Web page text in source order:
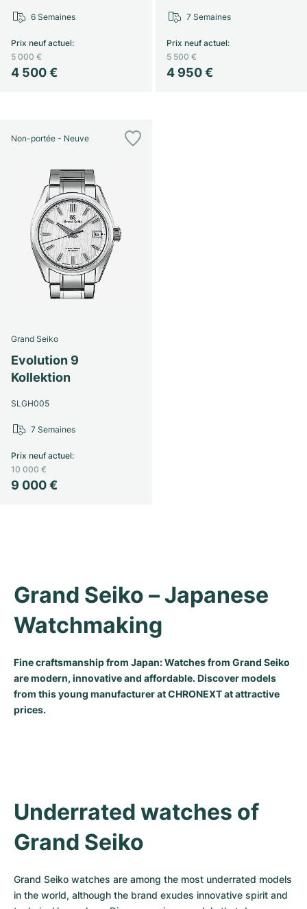
4 500 €
Prix neuf actuel:
5 000 €
6 Semaines
4 950 €
Prix neuf actuel:
5 500 €
7 Semaines
Non-portée - Neuve
Grand Seiko
Evolution 9
Kollektion
SLGH005
9 000 €
Prix neuf actuel:
10 000 €
7 Semaines
Grand Seiko – Japanese
Watchmaking
Fine craftsmanship from Japan: Watches from Grand Seiko
are modern, innovative and affordable. Discover models
from this young manufacturer at CHRONEXT at attractive
prices.
Underrated watches of
Grand Seiko
Grand Seiko watches are among the most underrated models
in the world, although the brand exudes innovative spirit and